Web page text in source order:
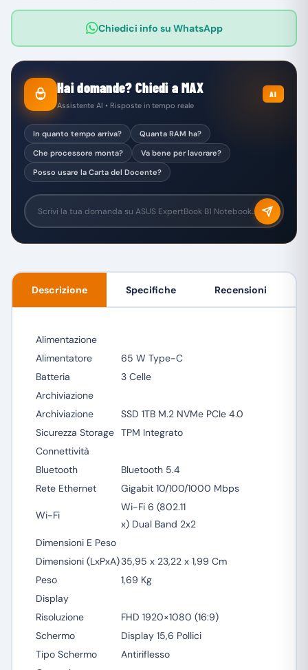
Chiedici info su WhatsApp
Hai domande? Chiedi a MAX
Assistente AI • Risposte in tempo reale
AI
In quanto tempo arriva?
Quanta RAM ha?
Che processore monta?
Va bene per lavorare?
Posso usare la Carta del Docente?
Descrizione Specifiche Recensioni
Alimentazione
Alimentatore
65 W Type-C
Batteria
3 Celle
Archiviazione
Archiviazione
SSD 1TB M.2 NVMe PCIe 4.0
Sicurezza Storage TPM Integrato
Connettività
Bluetooth
Bluetooth 5.4
Rete Ethernet
Gigabit 10/100/1000 Mbps
Wi-Fi
Wi-Fi 6 (802.11
x) Dual Band 2x2
Dimensioni E Peso
Dimensioni (LxPxA)35,95 x 23,22 x 1,99 Cm
Peso
1,69 Kg
Display
Risoluzione
FHD 1920×1080 (16:9)
Schermo
Display 15,6 Pollici
Tipo Schermo
Antiriflesso